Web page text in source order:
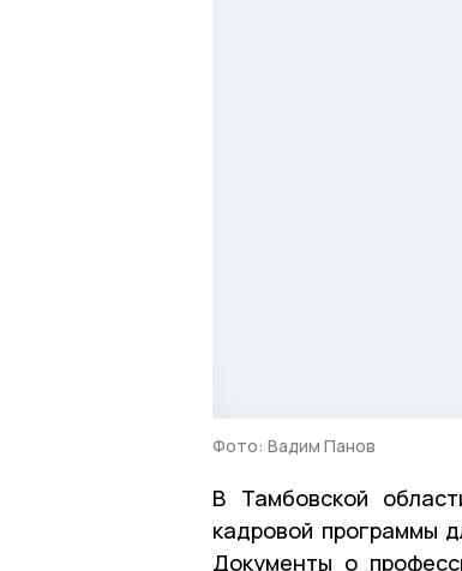
Фото: Вадим Панов
В Тамбовской
кадровой программы
Документы о